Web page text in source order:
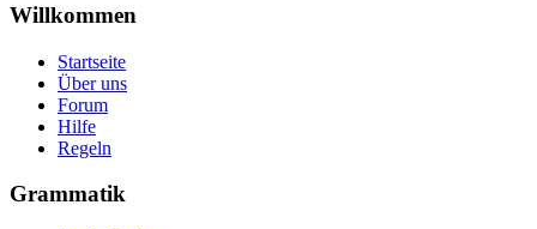
Willkommen
Startseite
Über uns
Forum
Hilfe
Regeln
Grammatik